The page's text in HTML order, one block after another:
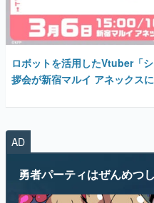
カテゴリ
特集記事
アプリレビュー
その他
ロボットを活用したVtuber「
拶会が新宿マルイ アネックス
AD